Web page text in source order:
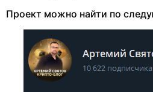
Проект можно найти по